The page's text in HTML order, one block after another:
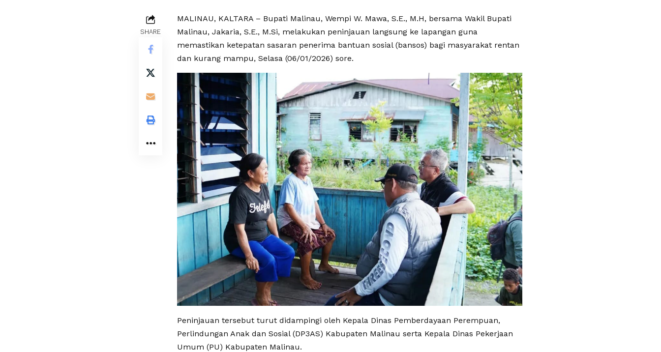
SHARE
MALINAU, KALTARA – Bupati Malinau, Wempi W. Mawa, S.E., M.H, bersama Wakil Bupati
Malinau, Jakaria, S.E., M.Si, melakukan peninjauan langsung ke lapangan guna
memastikan ketepatan sasaran penerima bantuan sosial (bansos) bagi masyarakat rentan
dan kurang mampu, Selasa (06/01/2026) sore.
Peninjauan tersebut turut didampingi oleh Kepala Dinas Pemberdayaan Perempuan,
Perlindungan Anak dan Sosial (DP3AS) Kabupaten Malinau serta Kepala Dinas Pekerjaan
Umum (PU) Kabupaten Malinau.